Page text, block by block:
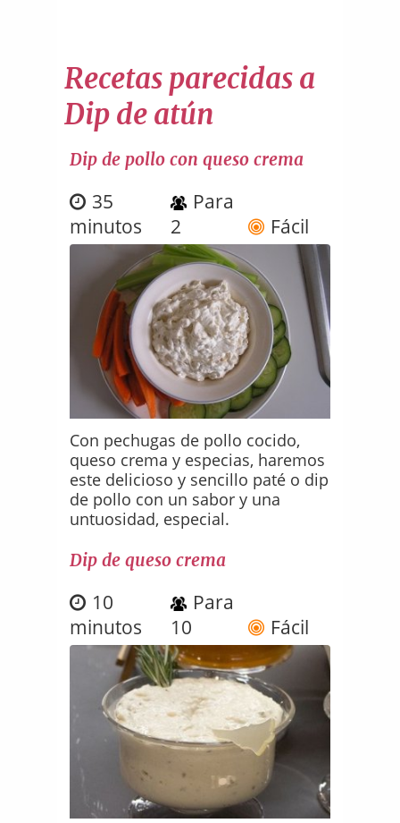
Recetas parecidas a
Dip de atún
Dip de pollo con queso crema
35
minutos
Para
2
Fácil
Con pechugas de pollo cocido,
queso crema y especias, haremos
este delicioso y sencillo paté o dip
de pollo con un sabor y una
untuosidad, especial.
Dip de queso crema
10
minutos
Para
10
Fácil